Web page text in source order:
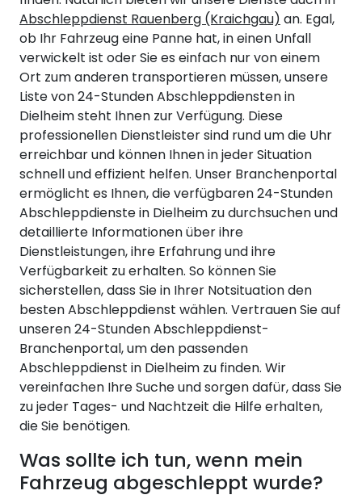
Abschleppdienst Rauenberg (Kraichgau) an. Egal,
ob Ihr Fahrzeug eine Panne hat, in einen Unfall
verwickelt ist oder Sie es einfach nur von einem
Ort zum anderen transportieren müssen, unsere
Liste von 24-Stunden Abschleppdiensten in
Dielheim steht Ihnen zur Verfügung. Diese
professionellen Dienstleister sind rund um die Uhr
erreichbar und können Ihnen in jeder Situation
schnell und effizient helfen. Unser Branchenportal
ermöglicht es Ihnen, die verfügbaren 24-Stunden
Abschleppdienste in Dielheim zu durchsuchen und
detaillierte Informationen über ihre
Dienstleistungen, ihre Erfahrung und ihre
Verfügbarkeit zu erhalten. So können Sie
sicherstellen, dass Sie in Ihrer Notsituation den
besten Abschleppdienst wählen. Vertrauen Sie auf
unseren 24-Stunden Abschleppdienst-
Branchenportal, um den passenden
Abschleppdienst in Dielheim zu finden. Wir
vereinfachen Ihre Suche und sorgen dafür, dass Sie
zu jeder Tages- und Nachtzeit die Hilfe erhalten,
die Sie benötigen.
Was sollte ich tun, wenn mein
Fahrzeug abgeschleppt wurde?